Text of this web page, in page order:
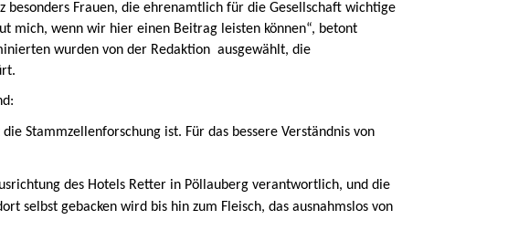
besonders Frauen, die ehrenamtlich für die Gesellschaft wichtige
mich, wenn wir hier einen Beitrag leisten können“, betont
wurden von der Redaktion ausgewählt, die
Stammzellenforschung ist. Für das bessere Verständnis von
des Hotels Retter in Pöllauberg verantwortlich, und die
selbst gebacken wird bis hin zum Fleisch, das ausnahmslos von